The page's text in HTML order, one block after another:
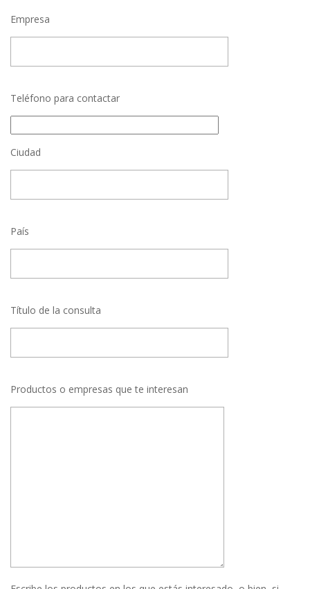
Empresa
Teléfono para contactar
Ciudad
País
Título de la consulta
Productos o empresas que te interesan